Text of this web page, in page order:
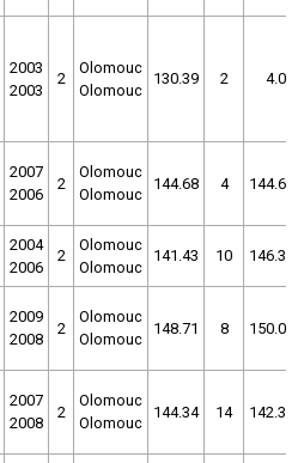
2003
2003
2
Olomouc
Olomouc
130.39 2 4.00
2007
2006
2
Olomouc
Olomouc
144.68 4 144.61
2004
2006
2
Olomouc
Olomouc
141.43 10 146.31
2009
2008
2
Olomouc
Olomouc
148.71 8 150.09
2007
2008
2
Olomouc
Olomouc
144.34 14 142.38